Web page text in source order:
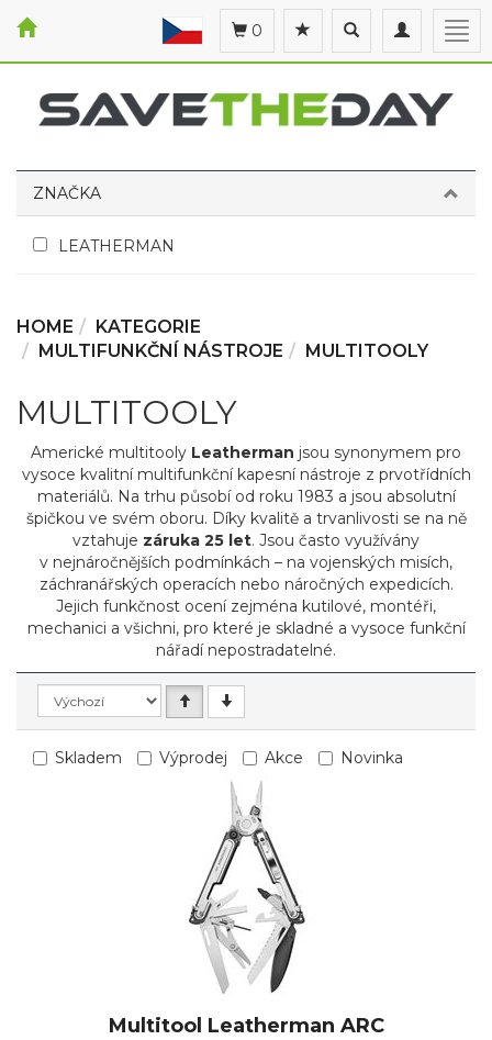
Toggle
navigation
Toggle
search
0
ZNAČKA
LEATHERMAN
HOME
KATEGORIE
MULTIFUNKČNÍ NÁSTROJE
MULTITOOLY
MULTITOOLY
Americké multitooly Leatherman jsou synonymem pro
vysoce kvalitní multifunkční kapesní nástroje z prvotřídních
materiálů. Na trhu působí od roku 1983 a jsou absolutní
špičkou ve svém oboru. Díky kvalitě a trvanlivosti se na ně
vztahuje záruka 25 let. Jsou často využívány
v nejnáročnějších podmínkách – na vojenských misích,
záchranářských operacích nebo náročných expedicích.
Jejich funkčnost ocení zejména kutilové, montéři,
mechanici a všichni, pro které je skladné a vysoce funkční
nářadí nepostradatelné.
Skladem Výprodej Akce Novinka
Multitool Leatherman ARC